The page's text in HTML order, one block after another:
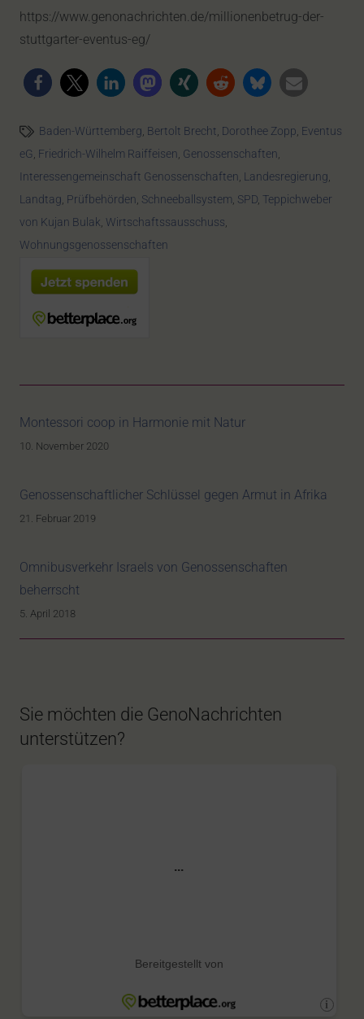
https://www.genonachrichten.de/millionenbetrug-der-
stuttgarter-eventus-eg/
Baden-Württemberg, Bertolt Brecht, Dorothee Zopp, Eventus
eG, Friedrich-Wilhelm Raiffeisen, Genossenschaften,
Interessengemeinschaft Genossenschaften, Landesregierung,
Landtag, Prüfbehörden, Schneeballsystem, SPD, Teppichweber
von Kujan Bulak, Wirtschaftssausschuss,
Wohnungsgenossenschaften
Montessori coop in Harmonie mit Natur
10. November 2020
Genossenschaftlicher Schlüssel gegen Armut in Afrika
21. Februar 2019
Omnibusverkehr Israels von Genossenschaften
beherrscht
5. April 2018
Sie möchten die GenoNachrichten
unterstützen?